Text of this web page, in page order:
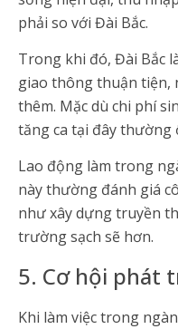
phải so với Đài Bắc.
Trong khi đó, Đài Bắc
giao thông thuận tiện,
thêm. Mặc dù chi phí
tăng ca tại đây thường
Lao động làm trong
này thường đánh giá
như xây dựng truyền
trường sạch sẽ hơn.
5. Cơ hội phát
Khi làm việc trong